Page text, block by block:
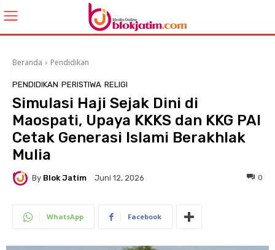
Beranda Pendidikan
PENDIDIKAN PERISTIWA RELIGI
Simulasi Haji Sejak Dini di
Maospati, Upaya KKKS dan KKG PAI
Cetak Generasi Islami Berakhlak
Mulia
By Blok Jatim Juni 12, 2026 0
WhatsApp Facebook